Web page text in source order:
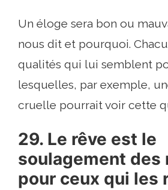
Un éloge sera bon ou
nous dit et pourquoi.
qualités qui lui semblent
lesquelles, par exemple,
cruelle pourrait voir cette
29. Le rêve est le
soulagement des
pour ceux qui les